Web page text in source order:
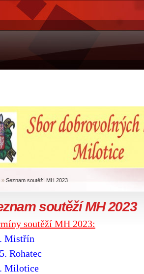
» Seznam soutěží MH 2023
soutěží MH 2023
soutěží MH 2023:
Mistřín
Rohatec
Milotice